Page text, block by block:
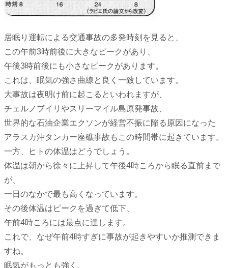
居眠り運転による交通事故の多発時刻を見ると、
この午前3時前後に大きなピークがあり、
午後3時前後にも小さなピークがあります。
これは、眠気の強さ曲線と良く一致しています。
大事故は夜明け前に起こるといわれますが、
チェルノブイリやスリーマイル島原発事故、
世界的な石油企業エクソンが経営不振に陥る原因になった
アラスカ沖タンカー座礁事故もこの時間帯に起きています。
一方、ヒトの体温はどうでしょう。
体温は朝から徐々に上昇して午後4時ころから眠る直前まで
が、
一日のなかで最も高くなっています。
その後体温はピークを過ぎて低下、
午前4時ころには最点に達します。
これで、なぜ午前4時すぎに事故が起きやすいか推測できま
すね。
眠気がもっとも強く、